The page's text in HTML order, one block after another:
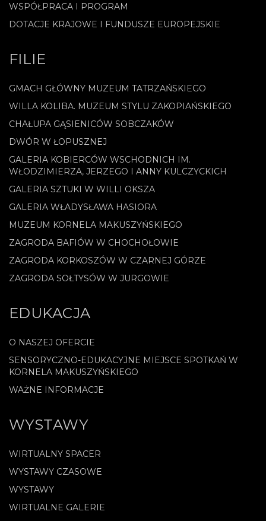
WSPÓŁPRACA I PROGRAM
DOTACJE KRAJOWE I FUNDUSZE EUROPEJSKIE
FILIE
GMACH GŁÓWNY MUZEUM TATRZAŃSKIEGO
WILLA KOLIBA. MUZEUM STYLU ZAKOPIAŃSKIEGO
CHAŁUPA GĄSIENICÓW SOBCZAKÓW
DWÓR W ŁOPUSZNEJ
GALERIA KOBIERCÓW WSCHODNICH IM.
WŁODZIMIERZA, JERZEGO I ANNY KULCZYCKICH
GALERIA SZTUKI W WILLI OKSZA
GALERIA WŁADYSŁAWA HASIORA
MUZEUM KORNELA MAKUSZYŃSKIEGO
ZAGRODA BAFIÓW W CHOCHOŁOWIE
ZAGRODA KORKOSZÓW W CZARNEJ GÓRZE
ZAGRODA SOŁTYSÓW W JURGOWIE
EDUKACJA
O NASZEJ OFERCIE
SENSORYCZNO-EDUKACYJNE MIEJSCE SPOTKAŃ W
KORNELA MAKUSZYŃSKIEGO
WAŻNE INFORMACJE
WYSTAWY
WIRTUALNY SPACER
WYSTAWY CZASOWE
WYSTAWY
WIRTUALNE GALERIE